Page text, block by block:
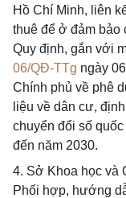
Hồ Chí Minh, liên
thuê để ở đảm bảo
Quy định, gắn với
06/QĐ-TTg ngày
Chính phủ về phê
liệu về dân cư,
chuyển đổi số
đến năm 2030.
4. Sở Khoa học và
Phối hợp, hướng